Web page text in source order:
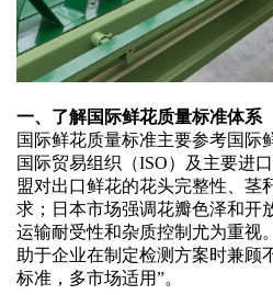
一、了解国际鲜花质量标准体系
国际鲜花质量标准主要参考国际
国际贸易组织（ISO）及主要进
盟对出口鲜花的花头完整性、茎
求；日本市场强调花瓣色泽和开
运输耐受性和杂质控制尤为重视
助于企业在制定检测方案时兼顾
标准，多市场适用”。